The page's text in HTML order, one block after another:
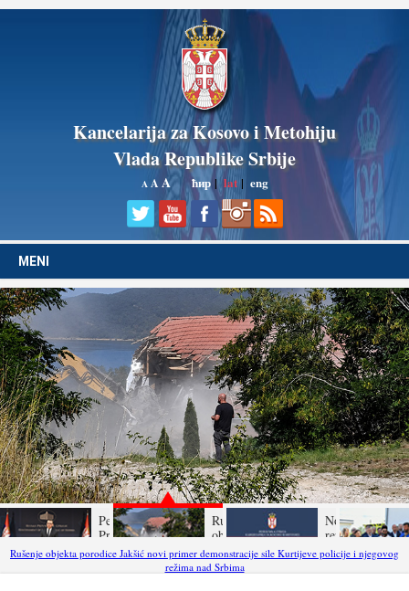
Kancelarija za Kosovo i Metohiju
Vlada Republike Srbije
A A A ћир|lat| eng
MENI
Petković:
Priština
besramno
politizuje
pitanje
Rušenje
objekta
porodice
Jakšić novi
primer
Nova
represija
režima u
Prištini -
Kurtijeva
Rušenje objekta porodice Jakšić novi primer demonstracije sile Kurtijeve policije i njegovog
režima nad Srbima